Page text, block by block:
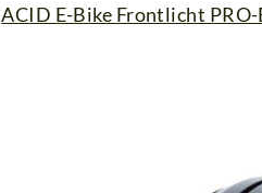
ACID E-Bike Frontlicht PRO-